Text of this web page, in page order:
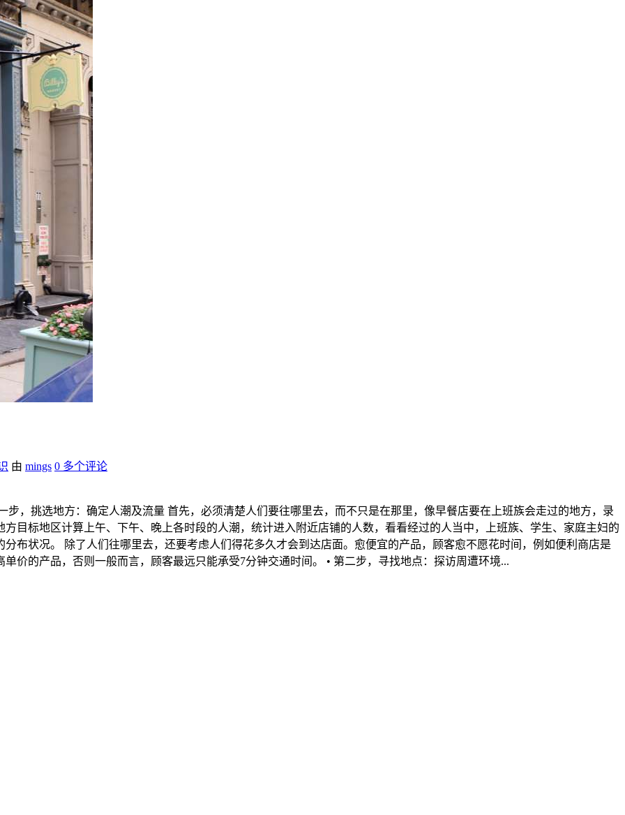
由 mings 0 多个评论
步，挑选地方：确定人潮及流量 首先，必须清楚人们要往哪里去，而不只是在那里，像早餐店要在上班族会走过的地方，录
目标地区计算上午、下午、晚上各时段的人潮，统计进入附近店铺的人数，看看经过的人当中，上班族、学生、家庭主妇的
布状况。 除了人们往哪里去，还要考虑人们得花多久才会到达店面。愈便宜的产品，顾客愈不愿花时间，例如便利商店是
价的产品，否则一般而言，顾客最远只能承受7分钟交通时间。 • 第二步，寻找地点：探访周遭环境...